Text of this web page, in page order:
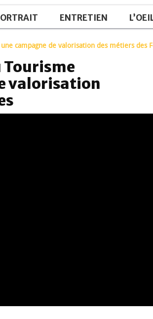
ENTRETIEN
campagne de valorisation des métiers des
Tourisme
valorisation